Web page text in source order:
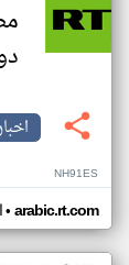
NH91ES
• arabic.rt.com